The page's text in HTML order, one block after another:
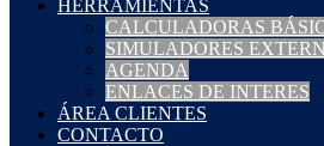
HERRAMIENTAS
CALCULADORAS
SIMULADORES
AGENDA
ENLACES DE INTERES
ÁREA CLIENTES
CONTACTO